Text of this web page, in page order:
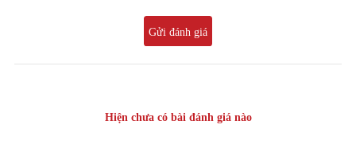
Gửi đánh giá
Hiện chưa có bài đánh giá nào